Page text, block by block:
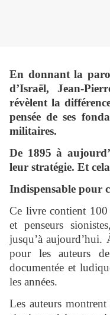
En donnant la
d’Israël, Jean-
révèlent la
pensée de ses
militaires.
De 1895 à
leur stratégie. Et
Indispensable pour
Ce livre contient 100
et penseurs
jusqu’à aujourd’hui.
pour les auteurs
documentée et
les années.
Les auteurs